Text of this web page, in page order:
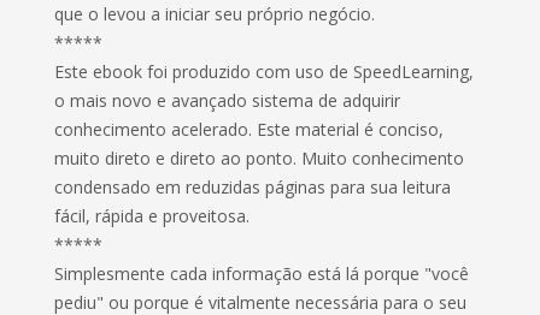
que o levou a iniciar seu próprio negócio.
*****
Este ebook foi produzido com uso de SpeedLearning,
o mais novo e avançado sistema de adquirir
conhecimento acelerado. Este material é conciso,
muito direto e direto ao ponto. Muito conhecimento
condensado em reduzidas páginas para sua leitura
fácil, rápida e proveitosa.
*****
Simplesmente cada informação está lá porque "você
pediu" ou porque é vitalmente necessária para o seu